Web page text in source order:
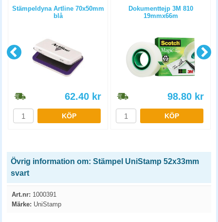
Stämpeldyna Artline 70x50mm
blå
62.40 kr
KÖP
Dokumenttejp 3M 810
19mmx66m
98.80 kr
KÖP
Övrig information om: Stämpel UniStamp 52x33mm
svart
Art.nr: 1000391
Märke: UniStamp